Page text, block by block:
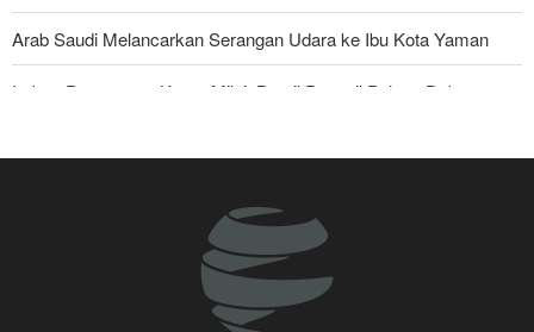
Arab Saudi Melancarkan Serangan Udara ke Ibu Kota Yaman
Imbas Pernyataan Kasar Milei; Brasil Panggil Pulang Dubes
Drone—Strategi Kompensasi Ketiga Gagal di Hormuz!
Legislator Iran: AS Akan Segera Diusir dari Kawasan dan Semua